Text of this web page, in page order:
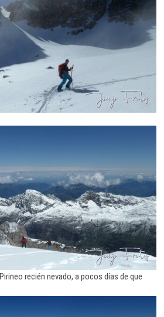
recién nevado, a pocos días de que